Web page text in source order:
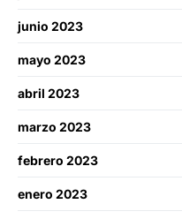
junio 2023
mayo 2023
abril 2023
marzo 2023
febrero 2023
enero 2023